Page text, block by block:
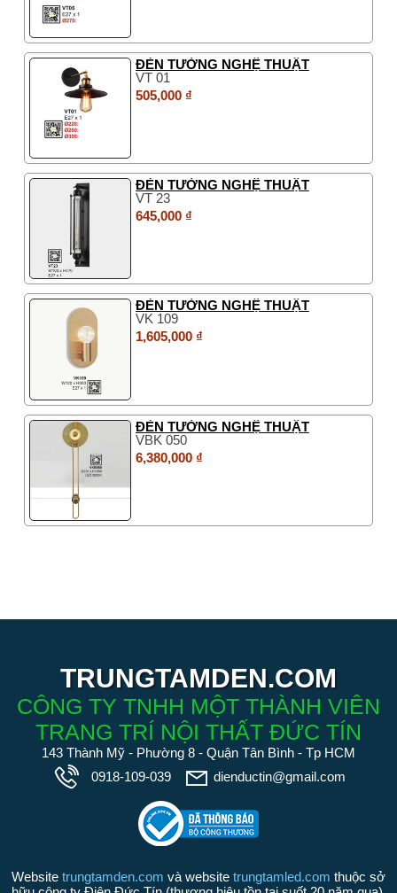
ĐÈN TƯỜNG NGHỆ THUẬT
VT 01
505,000 ₫
ĐÈN TƯỜNG NGHỆ THUẬT
VT 23
645,000 ₫
ĐÈN TƯỜNG NGHỆ THUẬT
VK 109
1,605,000 ₫
ĐÈN TƯỜNG NGHỆ THUẬT
VBK 050
6,380,000 ₫
TRUNGTAMDEN.COM
CÔNG TY TNHH MỘT THÀNH VIÊN
TRANG TRÍ NỘI THẤT ĐỨC TÍN
143 Thành Mỹ - Phường 8 - Quận Tân Bình - Tp HCM
0918-109-039
dienductin@gmail.com
Website trungtamden.com và website trungtamled.com thuộc sở